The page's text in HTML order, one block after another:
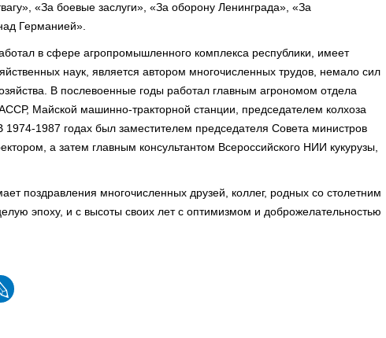
«За боевые заслуги», «За оборону Ленинграда», «За
Германией».
в сфере агропромышленного комплекса республики, имеет
наук, является автором многочисленных трудов, немало сил
В послевоенные годы работал главным агрономом отдела
Майской машинно-тракторной станции, председателем колхоза
1987 годах был заместителем председателя Совета министров
а затем главным консультантом Всероссийского НИИ кукурузы,
поздравления многочисленных друзей, коллег, родных со столетним
эпоху, и с высоты своих лет с оптимизмом и доброжелательностью